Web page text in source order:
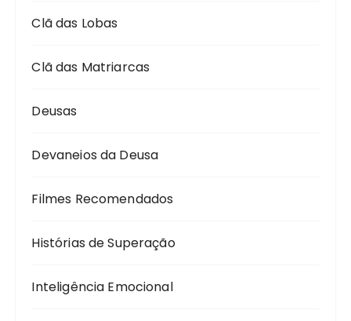
Clã das Lobas
Clã das Matriarcas
Deusas
Devaneios da Deusa
Filmes Recomendados
Histórias de Superação
Inteligência Emocional